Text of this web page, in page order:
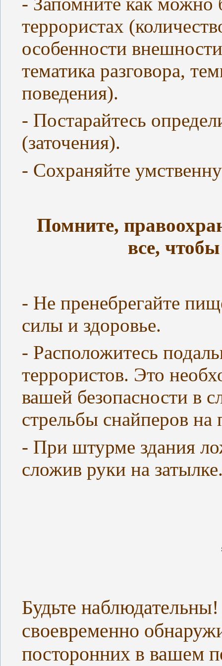
террористах
особенности
тематика разговора,
поведения).
- Постарайтесь
(заточения).
- Сохраняйте
Помните,
все,
- Не пренебрегайте
силы и здоровье.
- Расположитесь
террористов. Это
вашей безопасности в
стрельбы снайперов
- При штурме здания
сложив руки на
Будьте
своевременно
посторонних в вашем